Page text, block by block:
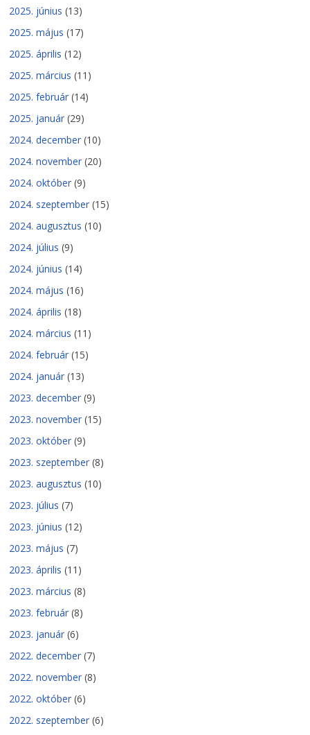
2025. június (13)
2025. május (17)
2025. április (12)
2025. március (11)
2025. február (14)
2025. január (29)
2024. december (10)
2024. november (20)
2024. október (9)
2024. szeptember (15)
2024. augusztus (10)
2024. július (9)
2024. június (14)
2024. május (16)
2024. április (18)
2024. március (11)
2024. február (15)
2024. január (13)
2023. december (9)
2023. november (15)
2023. október (9)
2023. szeptember (8)
2023. augusztus (10)
2023. július (7)
2023. június (12)
2023. május (7)
2023. április (11)
2023. március (8)
2023. február (8)
2023. január (6)
2022. december (7)
2022. november (8)
2022. október (6)
2022. szeptember (6)